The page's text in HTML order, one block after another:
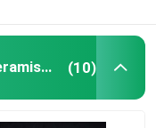
Het machinaal bewerken van Ceramische Delen (10)